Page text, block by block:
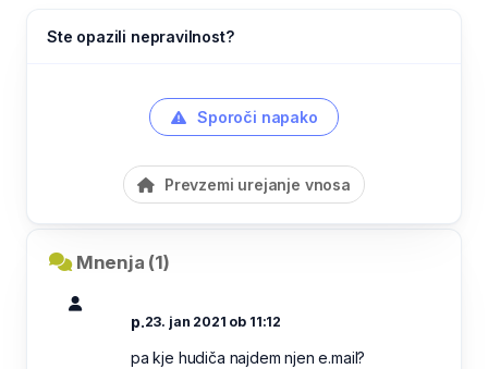
Ste opazili nepravilnost?
Sporoči napako
Prevzemi urejanje vnosa
Mnenja (1)
p.23. jan 2021 ob 11:12
pa kje hudiča najdem njen e.mail?